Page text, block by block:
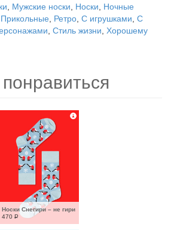
Мужские носки Носки
Ночные
Прикольные Ретро С игрушками С
Стиль жизни
Хорошему
Носки Снегири – не гири
470 Р